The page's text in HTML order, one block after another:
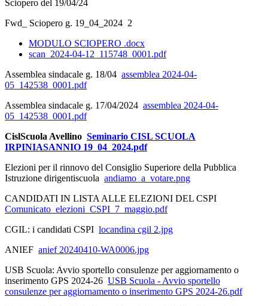
Sciopero del 19/04/24
Fwd_ Sciopero g. 19_04_2024 2
MODULO SCIOPERO .docx
scan_2024-04-12_115748_0001.pdf
Assemblea sindacale g. 18/04 assemblea 2024-04-
05_142538_0001.pdf
Assemblea sindacale g. 17/04/2024 assemblea 2024-04-
05_142538_0001.pdf
CislScuola Avellino Seminario CISL SCUOLA
IRPINIASANNIO 19_04_2024.pdf
Elezioni per il rinnovo del Consiglio Superiore della Pubblica
Istruzione dirigentiscuola andiamo_a_votare.png
CANDIDATI IN LISTA ALLE ELEZIONI DEL CSPI
Comunicato_elezioni_CSPI_7_maggio.pdf
CGIL: i candidati CSPI locandina cgil 2.jpg
ANIEF anief 20240410-WA0006.jpg
USB Scuola: Avvio sportello consulenze per aggiornamento o
inserimento GPS 2024-26 USB Scuola - Avvio sportello
consulenze per aggiornamento o inserimento GPS 2024-26.pdf